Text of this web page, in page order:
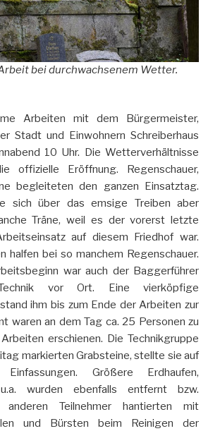
bei durchwachsenem Wetter.
Arbeiten mit dem Bürgermeister,
Stadt und Einwohnern Schreiberhaus
10 Uhr. Die Wetterverhältnisse
offizielle Eröffnung. Regenschauer,
begleiteten den ganzen Einsatztag.
sich über das emsige Treiben aber
Träne, weil es der vorerst letzte
auf diesem Friedhof war.
halfen bei so manchem Regenschauer.
war auch der Baggerführer
vor Ort. Eine vierköpfige
ihm bis zum Ende der Arbeiten zur
waren an dem Tag ca. 25 Personen zu
erschienen. Die Technikgruppe
markierten Grabsteine, stellte sie auf
Größere Erdhaufen,
u.a. wurden ebenfalls entfernt bzw.
Teilnehmer hantierten mit
und Bürsten beim Reinigen der